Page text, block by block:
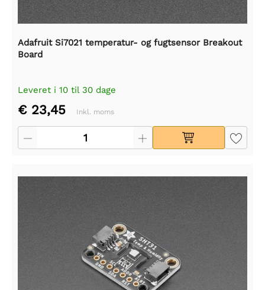
Adafruit Si7021 temperatur- og fugtsensor Breakout
Board
Leveret i 10 til 30 dage
€ 23,45 Inkl. moms